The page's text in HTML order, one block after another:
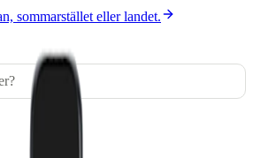
sommarstället eller landet.